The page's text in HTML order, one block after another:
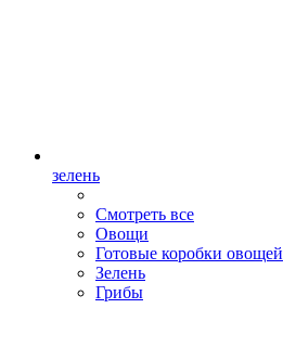
зелень
Смотреть все
Овощи
Готовые коробки овощей
Зелень
Грибы